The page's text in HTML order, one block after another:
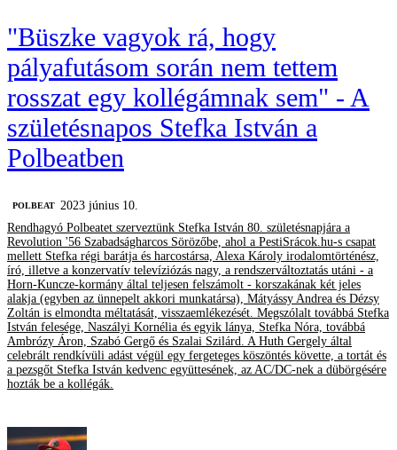
"Büszke vagyok rá, hogy
pályafutásom során nem tettem
rosszat egy kollégámnak sem" - A
születésnapos Stefka István a
Polbeatben
‎POLBEAT
2023 június 10.
Rendhagyó Polbeatet szerveztünk Stefka István 80. születésnapjára a
Revolution '56 Szabadságharcos Sörözőbe, ahol a PestiSrácok.hu-s csapat
mellett Stefka régi barátja és harcostársa, Alexa Károly irodalomtörténész,
író, illetve a konzervatív televíziózás nagy, a rendszerváltoztatás utáni - a
Horn-Kuncze-kormány által teljesen felszámolt - korszakának két jeles
alakja (egyben az ünnepelt akkori munkatársa), Mátyássy Andrea és Dézsy
Zoltán is elmondta méltatását, visszaemlékezését. Megszólalt továbbá Stefka
István felesége, Naszályi Kornélia és egyik lánya, Stefka Nóra, továbbá
Ambrózy Áron, Szabó Gergő és Szalai Szilárd. A Huth Gergely által
celebrált rendkívüli adást végül egy fergeteges köszöntés követte, a tortát és
a pezsgőt Stefka István kedvenc együttesének, az AC/DC-nek a dübörgésére
hozták be a kollégák.